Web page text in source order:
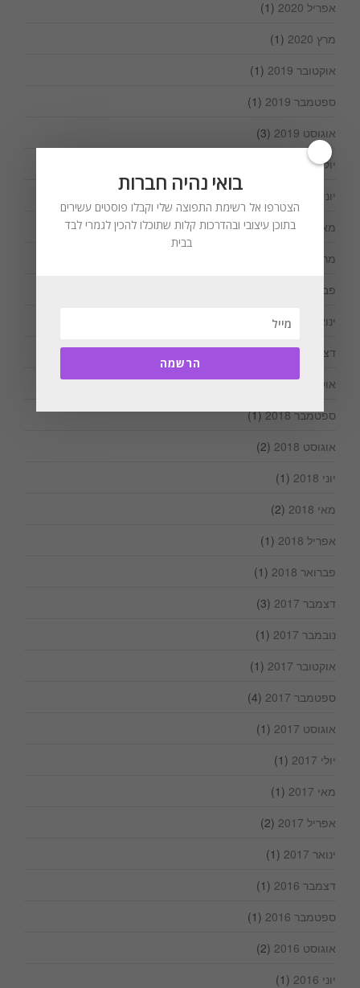
אפריל 2020
(1)
מרץ 2020
(1)
אוקטובר 2019
(1)
ספטמבר 2019
(1)
אוגוסט 2019
(3)
יולי 2019
יוני 2019
מאי 2019
(1)
מרץ 2019
פברואר 2019
ינואר 2019
(1)
דצמבר 2018
(2)
אוקטובר 2018
(2)
ספטמבר 2018
(1)
אוגוסט 2018
(2)
יוני 2018
(1)
מאי 2018
(2)
אפריל 2018
(1)
פברואר 2018
(1)
דצמבר 2017
(3)
נובמבר 2017
(1)
אוקטובר 2017
(1)
ספטמבר 2017
(4)
אוגוסט 2017
(1)
יולי 2017
(1)
מאי 2017
(1)
אפריל 2017
(2)
ינואר 2017
(1)
דצמבר 2016
(1)
ספטמבר 2016
(1)
אוגוסט 2016
(2)
יוני 2016
(1)
בואי נהיה חברות
הצטרפו אל רשימת התפוצה שלי וקבלו פוסטים עשירים
בתוכן עיצובי ובהדרכות קלות שתוכלו להכין לגמרי לבד
בבית
הרשמה